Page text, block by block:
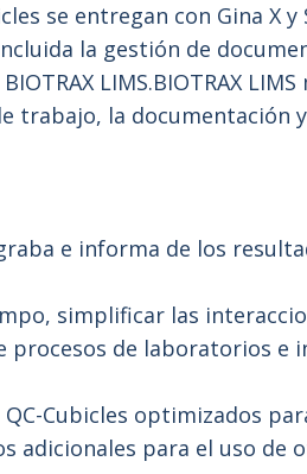
se entregan con Gina X
la gestión de
LIMS.BIOTRAX
trabajo, la documentación
e informa de los
simplificar las
procesos de laboratorios
Cubicles optimizados
adicionales para el uso de